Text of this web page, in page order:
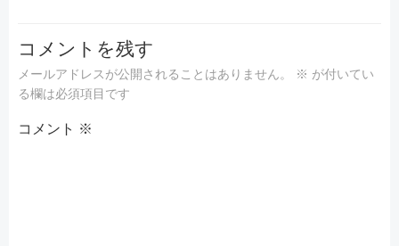
ビ
ゲ
ー
コメントを残す
メールアドレスが公開されることはありません。 ※ が付いてい
る欄は必須項目です
コメント ※